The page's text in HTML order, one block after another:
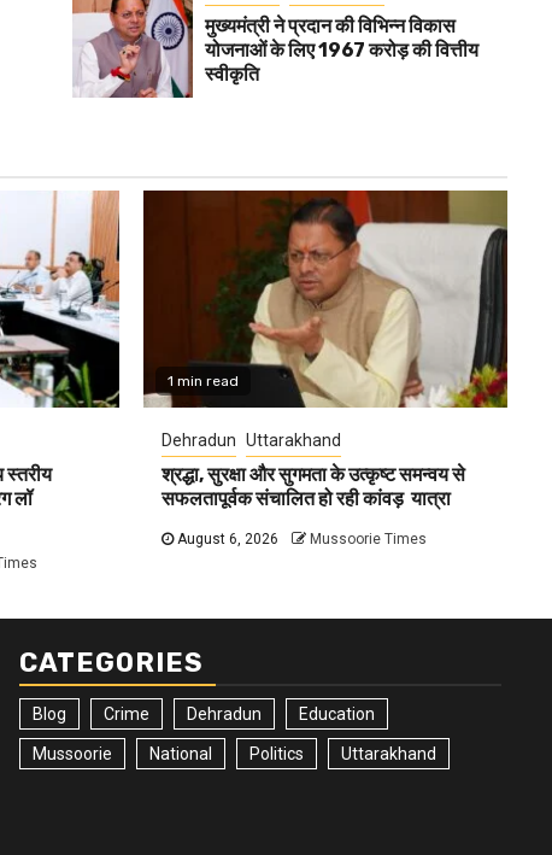
मुख्यमंत्री ने प्रदान की विभिन्न विकास
योजनाओं के लिए 1967 करोड़ की वित्तीय
स्वीकृति
स्तरीय
लॉ
1 min read
Dehradun Uttarakhand
श्रद्धा, सुरक्षा और सुगमता के उत्कृष्ट समन्वय से
सफलतापूर्वक संचालित हो रही कांवड़ यात्रा
August 6, 2026 Mussoorie Times
CATEGORIES
Blog Crime Dehradun Education
Mussoorie National Politics Uttarakhand